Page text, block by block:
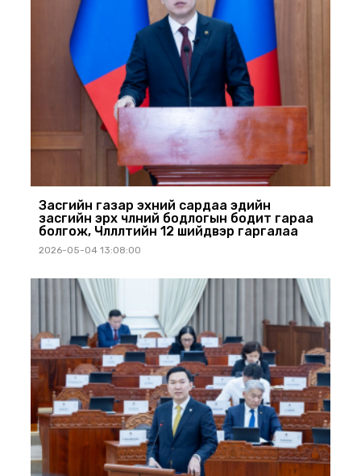
Засгийн газар эхний сардаа эдийн
засгийн эрх чөлөөний бодлогын бодит гараа
болгож, Чөлөөлөлтийн 12 шийдвэр гаргалаа
2026-05-04 13:08:00